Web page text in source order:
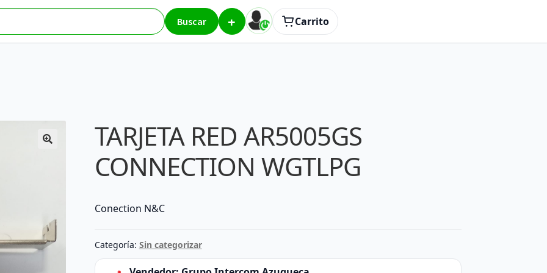
Buscar + Carrito
TARJETA RED AR5005GS
CONNECTION WGTLPG
Conection N&C
Categoría: Sin categorizar